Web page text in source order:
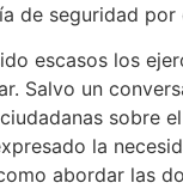
de seguridad
escasos los
Salvo un
sobre
la
abordar las